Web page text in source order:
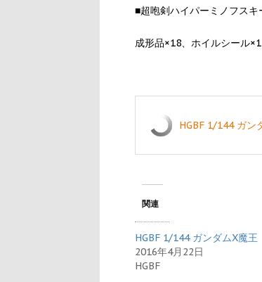
■超咆剣ハイパーミノフスキ
成形品×18、ホイルシール
HGBF 1/144 ガン
関連
HGBF 1/144 ガンダムX魔王
2016年4月22日
HGBF